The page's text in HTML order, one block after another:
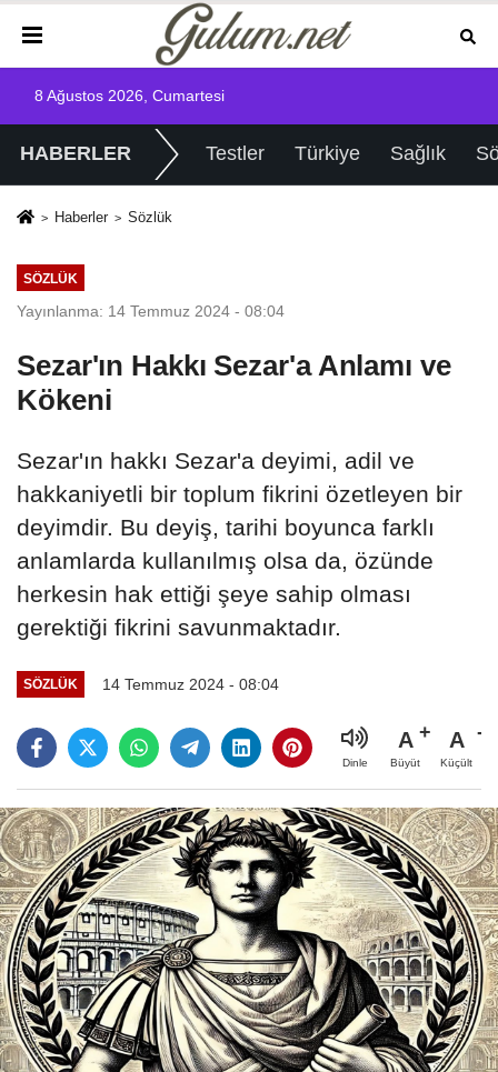
8 Ağustos 2026, Cumartesi
HABERLER Testler Türkiye Sağlık
Haberler Sözlük
SÖZLÜK
Yayınlanma: 14 Temmuz 2024 - 08:04
Sezar'ın Hakkı Sezar'a Anlamı ve
Kökeni
Sezar'ın hakkı Sezar'a deyimi, adil ve
hakkaniyetli bir toplum fikrini özetleyen bir
deyimdir. Bu deyiş, tarihi boyunca farklı
anlamlarda kullanılmış olsa da, özünde
herkesin hak ettiği şeye sahip olması
gerektiği fikrini savunmaktadır.
SÖZLÜK 14 Temmuz 2024 - 08:04
Dinle
A
Büyüt
A
Küçült